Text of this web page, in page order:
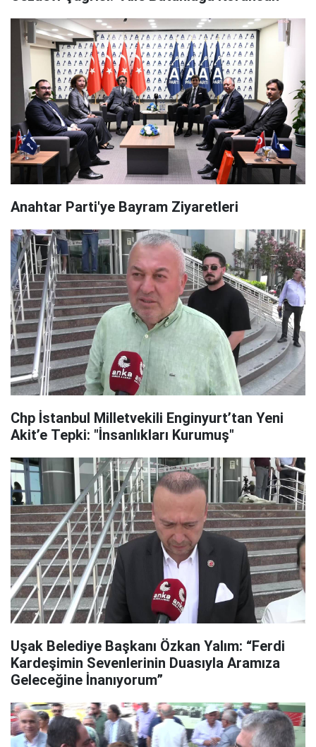
Anahtar Parti'ye Bayram Ziyaretleri
Chp İstanbul Milletvekili Enginyurt’tan Yeni
Akit’e Tepki: "İnsanlıkları Kurumuş"
Uşak Belediye Başkanı Özkan Yalım: “Ferdi
Kardeşimin Sevenlerinin Duasıyla Aramıza
Geleceğine İnanıyorum”